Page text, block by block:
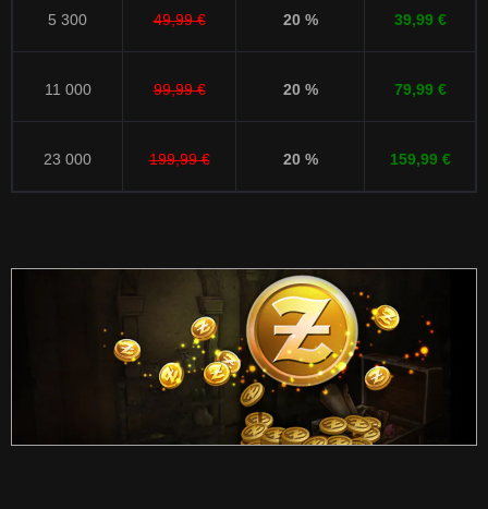
5 300 49,99 € 20 % 39,99 €
11 000 99,99 € 20 % 79,99 €
23 000 199,99 € 20 % 159,99 €